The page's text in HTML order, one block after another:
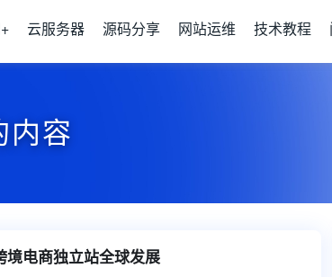
云服务器 源码分享 网站运维 技术教程
内容
境电商独立站全球发展